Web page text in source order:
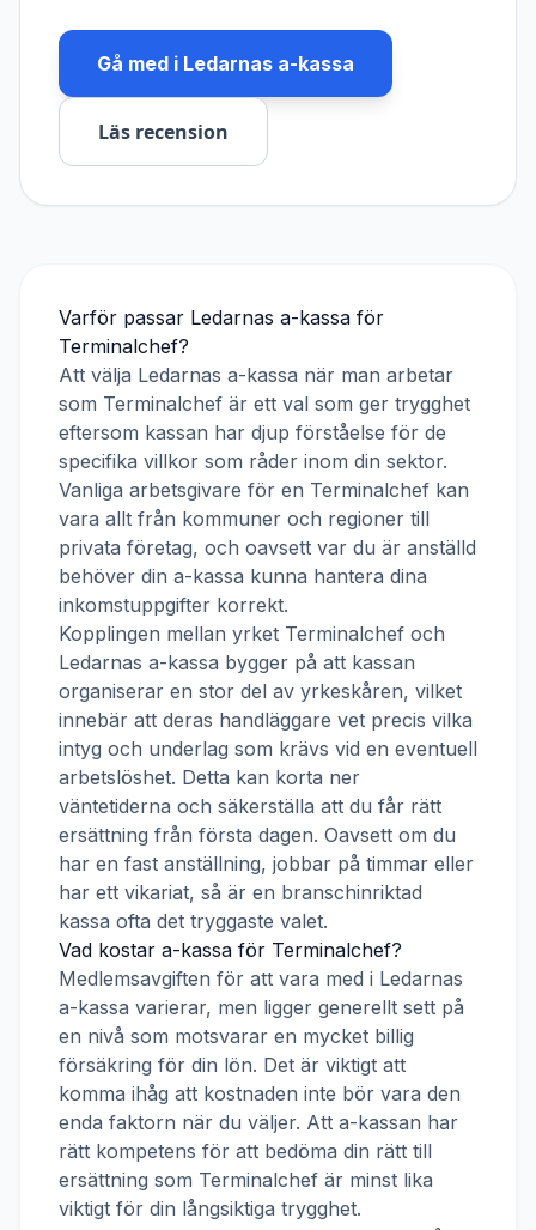
Gå med i Ledarnas a-kassa
Läs recension
Varför passar Ledarnas a-kassa för
Terminalchef?
Att välja Ledarnas a-kassa när man arbetar
som Terminalchef är ett val som ger trygghet
eftersom kassan har djup förståelse för de
specifika villkor som råder inom din sektor.
Vanliga arbetsgivare för en Terminalchef kan
vara allt från kommuner och regioner till
privata företag, och oavsett var du är anställd
behöver din a-kassa kunna hantera dina
inkomstuppgifter korrekt.
Kopplingen mellan yrket Terminalchef och
Ledarnas a-kassa bygger på att kassan
organiserar en stor del av yrkeskåren, vilket
innebär att deras handläggare vet precis vilka
intyg och underlag som krävs vid en eventuell
arbetslöshet. Detta kan korta ner
väntetiderna och säkerställa att du får rätt
ersättning från första dagen. Oavsett om du
har en fast anställning, jobbar på timmar eller
har ett vikariat, så är en branschinriktad
kassa ofta det tryggaste valet.
Vad kostar a-kassa för Terminalchef?
Medlemsavgiften för att vara med i Ledarnas
a-kassa varierar, men ligger generellt sett på
en nivå som motsvarar en mycket billig
försäkring för din lön. Det är viktigt att
komma ihåg att kostnaden inte bör vara den
enda faktorn när du väljer. Att a-kassan har
rätt kompetens för att bedöma din rätt till
ersättning som Terminalchef är minst lika
viktigt för din långsiktiga trygghet.